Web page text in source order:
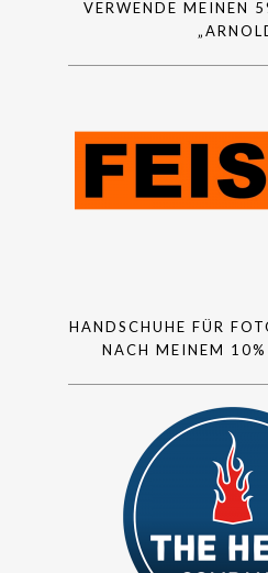
VERWENDE MEINEN
HANDSCHUHE FÜR
NACH MEINEM